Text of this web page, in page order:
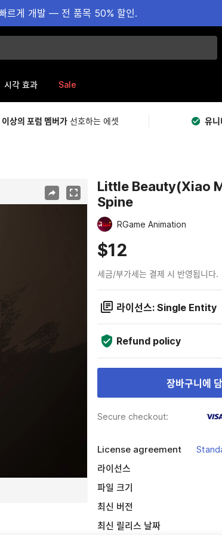
르게 개발 — 전 품목 50% 할인.
시각 효과 Sale
상의 포럼 멤버가 선호하는 에셋 유니
Little Beauty(Xiao
Spine
RGame Animation
$12
세금/부가세는 결제 시 반영됩니다.
라이선스: Single Entity
Refund policy
장바구니에 담
Secure checkout:
License agreement
라이선스
파일 크기
최신 버전
최신 릴리스 날짜